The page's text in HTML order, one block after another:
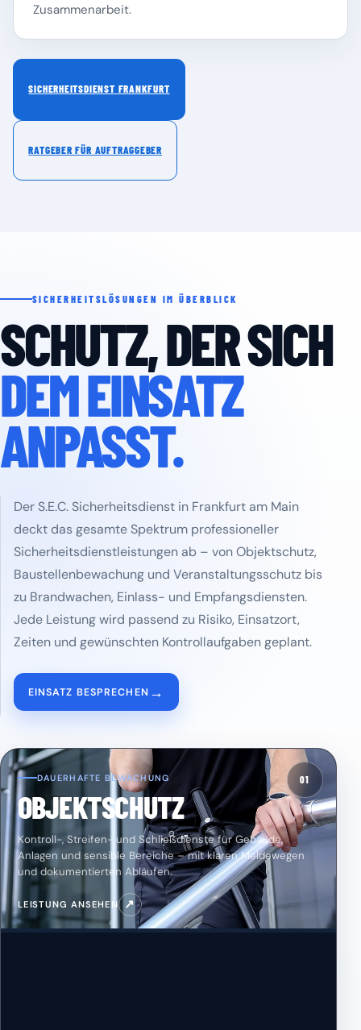
Zusammenarbeit.
SICHERHEITSDIENST FRANKFURT
RATGEBER FÜR AUFTRAGGEBER
SICHERHEITSLÖSUNGEN IM ÜBERBLICK
SCHUTZ, DER SICH
DEM EINSATZ
ANPASST.
Der S.E.C. Sicherheitsdienst in Frankfurt am Main
deckt das gesamte Spektrum professioneller
Sicherheitsdienstleistungen ab – von Objektschutz,
Baustellenbewachung und Veranstaltungsschutz bis
zu Brandwachen, Einlass- und Empfangsdiensten.
Jede Leistung wird passend zu Risiko, Einsatzort,
Zeiten und gewünschten Kontrollaufgaben geplant.
EINSATZ BESPRECHEN →
01
DAUERHAFTE BEWACHUNG
OBJEKTSCHUTZ
Kontroll-, Streifen- und Schließdienste für Gebäude,
Anlagen und sensible Bereiche – mit klaren Meldewegen
und dokumentierten Abläufen.
LEISTUNG ANSEHEN ↗